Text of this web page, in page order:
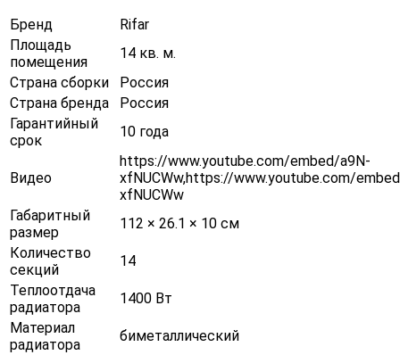
Бренд
Rifar
Площадь
помещения
14 кв. м.
Страна сборки
Россия
Страна бренда
Россия
Гарантийный
срок
10 года
Видео
https://www.youtube.com/embed/a9N-
xfNUCWw,https://www.youtube.com/
xfNUCWw
Габаритный
размер
112 × 26.1 × 10 см
Количество
секций
14
Теплоотдача
радиатора
1400 Вт
Материал
радиатора
биметаллический